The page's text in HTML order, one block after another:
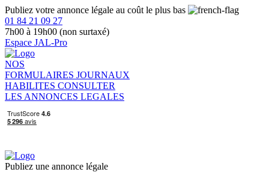
Publiez votre annonce légale au coût le plus bas
01 84 21 09 27
7h00 à 19h00 (non surtaxé)
Espace JAL-Pro
NOS
FORMULAIRES JOURNAUX
HABILITES CONSULTER
LES ANNONCES LEGALES
Publiez une annonce légale